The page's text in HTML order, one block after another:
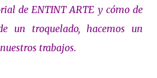
de ENTINT ARTE y cómo de
un troquelado, hacemos un
trabajos.